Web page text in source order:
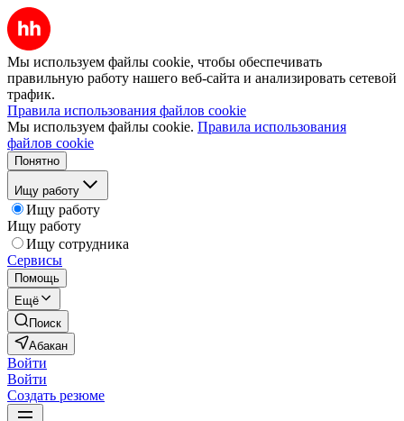
Мы используем файлы cookie, чтобы обеспечивать
правильную работу нашего веб-сайта и анализировать сетевой
трафик.
Правила использования файлов cookie
Мы используем файлы cookie. Правила использования
файлов cookie
Понятно
Ищу работу
Ищу работу
Ищу работу
Ищу сотрудника
Сервисы
Помощь
Ещё
Поиск
Абакан
Войти
Войти
Создать резюме